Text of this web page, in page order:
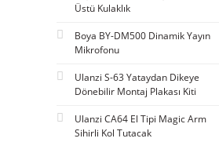
Üstü Kulaklık
Boya BY-DM500 Dinamik Yayın
Mikrofonu
Ulanzi S-63 Yataydan Dikeye
Dönebilir Montaj Plakası Kiti
Ulanzi CA64 El Tipi Magic Arm
Sihirli Kol Tutacak